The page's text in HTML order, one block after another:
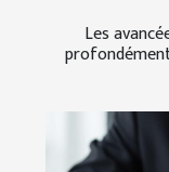
Les